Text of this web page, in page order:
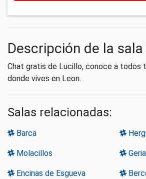
Descripción de la
Chat gratis de Lucillo, conoce a todos
donde vives en Leon.
Salas relacionadas:
Barca
Molacillos Geria
Encinas de Esgueva